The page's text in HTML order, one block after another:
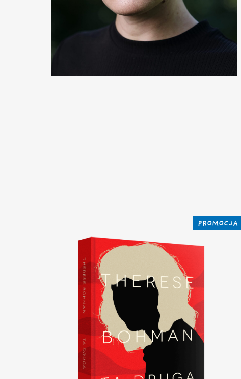
PROMOCJA